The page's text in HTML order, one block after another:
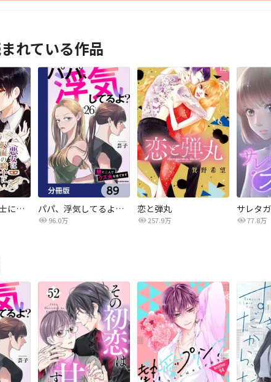
れている作品
悪女は仮面の騎士に騙されない パパ、浮気してるよ？娘と二人でクズ夫を捨てます【分冊版】
96.0万
恋と弾丸
257.9万 77.8万